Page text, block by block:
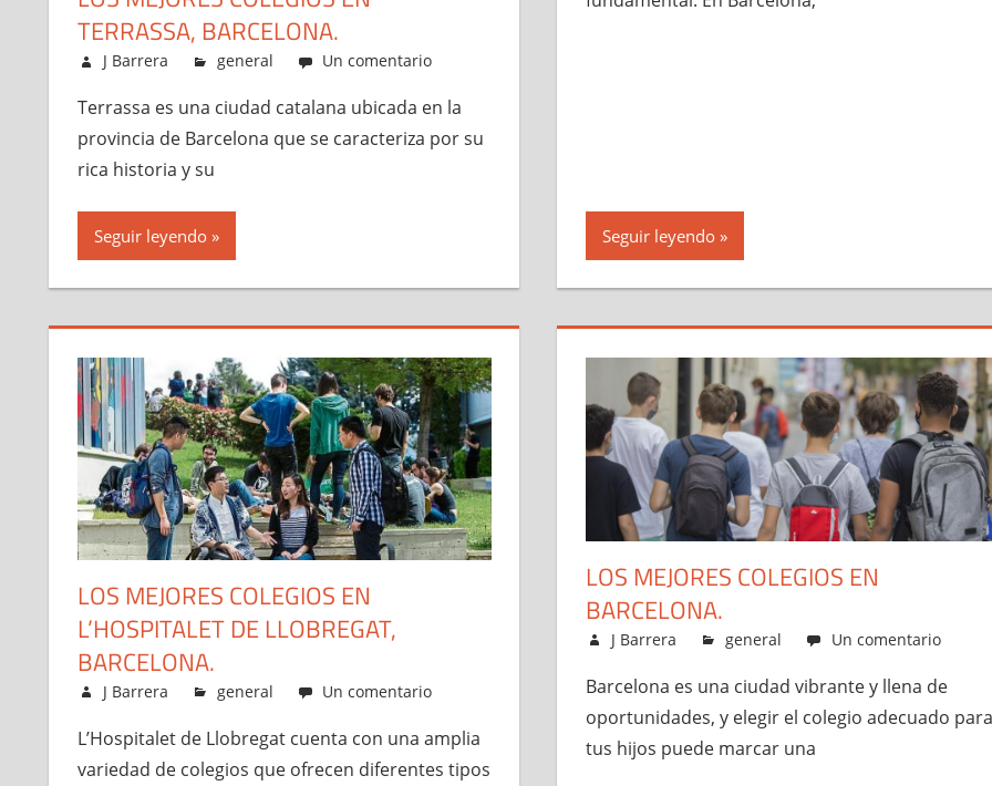
TERRASSA, BARCELONA.
mayo 9, 2023
J Barrera general Un comentario
Terrassa es una ciudad catalana ubicada en la
provincia de Barcelona que se caracteriza por su
rica historia y su
Seguir leyendo Seguir leyendo
LOS MEJORES COLEGIOS EN
L’HOSPITALET DE LLOBREGAT,
BARCELONA.
mayo 7, 2023
J Barrera general Un comentario
L’Hospitalet de Llobregat cuenta con una amplia
variedad de colegios que ofrecen diferentes tipos
LOS MEJORES COLEGIOS EN
BARCELONA.
mayo 5, 2023
J Barrera general Un comentario
Barcelona es una ciudad vibrante y llena de
oportunidades, y elegir el colegio adecuado para
tus hijos puede marcar una